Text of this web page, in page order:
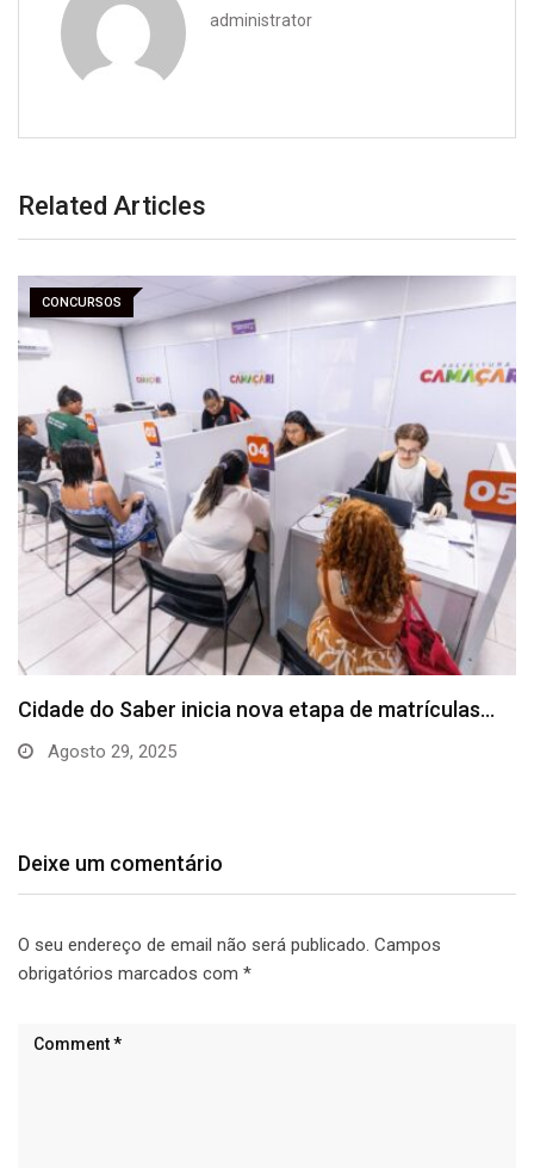
administrator
Related Articles
CONCURSOS
Prefeitura e Senai Cimatec firmam parceria para
levar…
Deixe um comentário
O seu endereço de email não será publicado. Campos
obrigatórios marcados com *